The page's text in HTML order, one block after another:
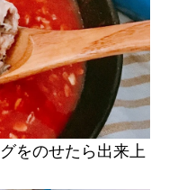
をのせたら出来上